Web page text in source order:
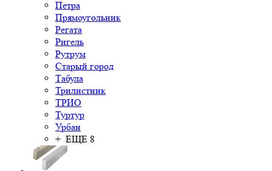
Петра
Прямоугольник
Регата
Ригель
Рутрум
Старый город
Табула
Трилистник
ТРИО
Туртур
Урбан
+ ЕЩЕ 8